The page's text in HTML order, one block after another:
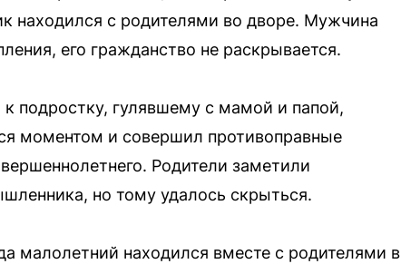
находился с родителями во дворе. Мужчина
его гражданство не раскрывается.
подростку, гулявшему с мамой и папой,
моментом и совершил противоправные
Родители заметили
но тому удалось скрыться.
малолетний находился вместе с родителями в